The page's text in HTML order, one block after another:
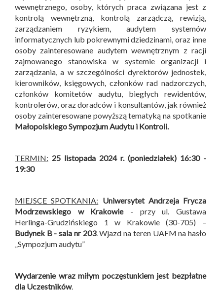
wewnętrznego, osoby, których praca związana jest z
kontrolą wewnętrzną, kontrolą zarządczą, rewizją,
zarządzaniem ryzykiem, audytem systemów
informatycznych lub pokrewnymi dziedzinami, oraz inne
osoby zainteresowane audytem wewnętrznym z racji
zajmowanego stanowiska w systemie organizacji i
zarządzania, a w szczególności dyrektorów jednostek,
kierowników, księgowych, członków rad nadzorczych,
członków komitetów audytu, biegłych rewidentów,
kontrolerów, oraz doradców i konsultantów, jak również
osoby zainteresowane powyższą tematyką na spotkanie
Małopolskiego Sympozjum Audytu i Kontroli.
TERMIN: 25 listopada 2024 r. (poniedziałek) 16:30 -
19:30
MIEJSCE SPOTKANIA: Uniwersytet Andrzeja Frycza
Modrzewskiego w Krakowie- przy ul. Gustawa
Herlinga-Grudzińskiego 1 w Krakowie (30-705) –
Budynek B - sala nr 203. Wjazd na teren UAFM na hasło
„Sympozjum audytu”
Wydarzenie wraz miłym poczęstunkiem jest bezpłatne
dla Uczestników.